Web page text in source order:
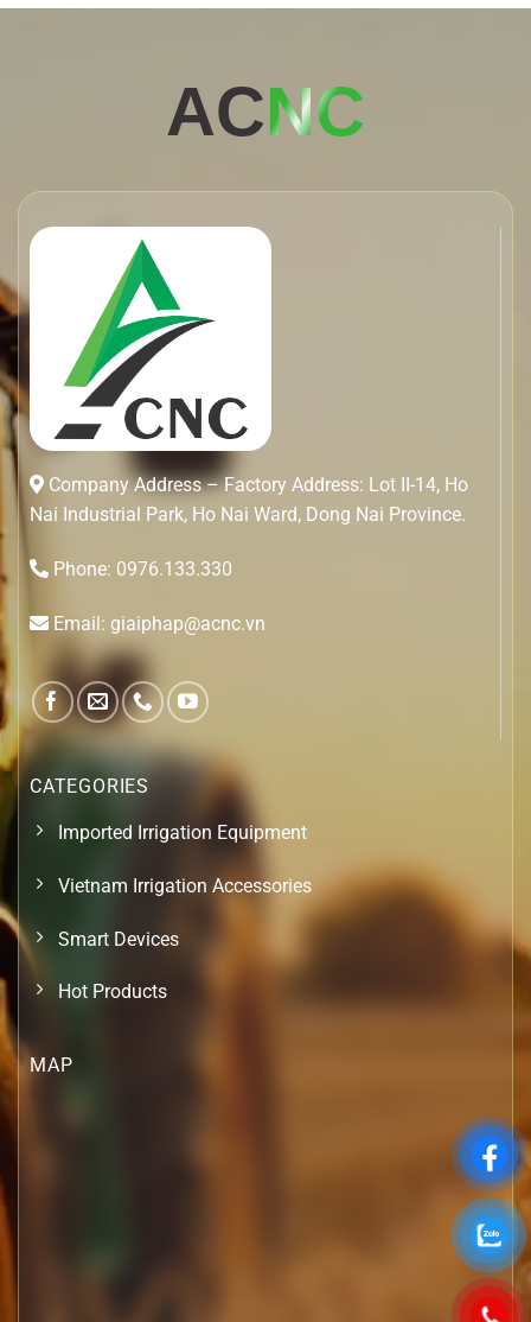
ACNC
Company Address – Factory Address: Lot II-14, Ho
Nai Industrial Park, Ho Nai Ward, Dong Nai Province.
Phone: 0976.133.330
Email: giaiphap@acnc.vn
CATEGORIES
Imported Irrigation Equipment
Vietnam Irrigation Accessories
Smart Devices
Hot Products
MAP